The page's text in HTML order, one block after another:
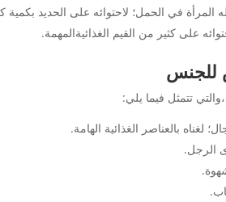
المرأة في الحمل؛ لاحتوائه على الحديد بكمية
على كثير من القيم الغذائيةالمهمة.
للجنس
تتمثل فيما يلي:
لغناه بالعناصر الغذائية الهامة.
الرجل.